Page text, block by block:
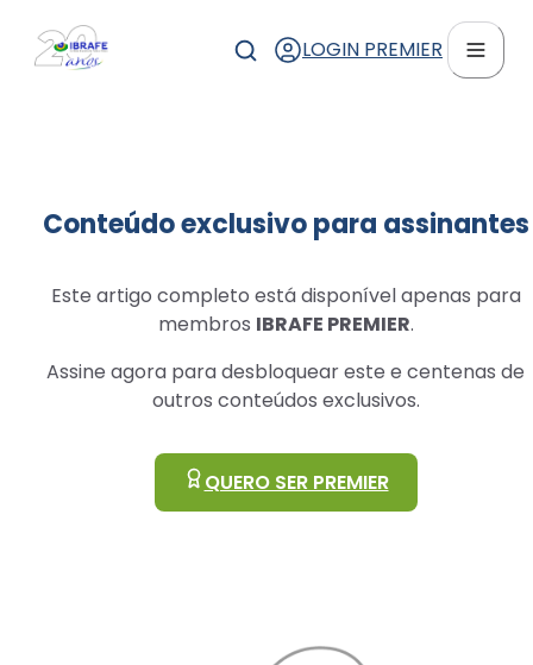
LOGIN PREMIER
Conteúdo exclusivo para assinantes
Este artigo completo está disponível apenas para
membros IBRAFE PREMIER.
Assine agora para desbloquear este e centenas de
outros conteúdos exclusivos.
QUERO SER PREMIER